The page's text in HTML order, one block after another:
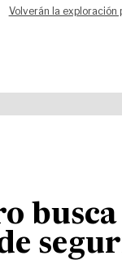
Volverán la exploración